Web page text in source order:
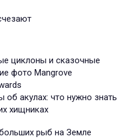
циклоны и сказочные
фото Mangrove
акулах: что нужно знать
хищниках
рыб на Земле